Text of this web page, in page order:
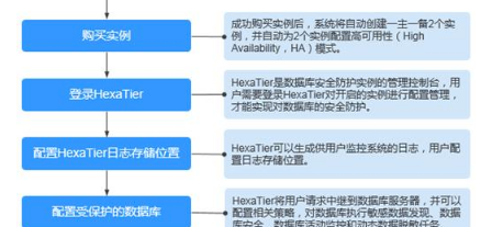
的
课
程
我
的
认
证
我
的
实
我
的
技
术
支
持
的
云
声
建